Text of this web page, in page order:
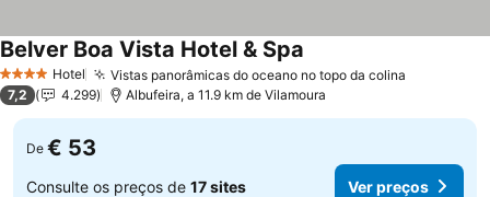
4 EstrelasHotel Vistas panorâmicas do oceano no topo da colina
Belver Boa Vista Hotel & Spa
7,2 4.299 Albufeira, a 11.9 km de Vilamoura
De € 53
Consulte os preços de 17 sites Ver preços